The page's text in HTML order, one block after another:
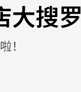
大搜罗
！